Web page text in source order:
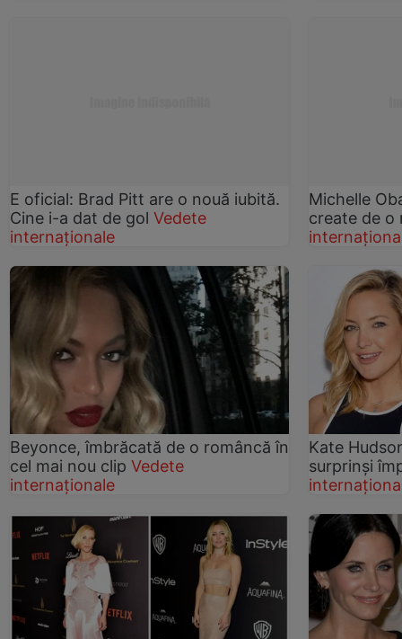
E oficial: Brad Pitt are o nouă iubită.
Cine i-a dat de gol Vedete
internaționale
Michelle
create de
Beyonce, îmbrăcată de o româncă în
cel mai nou clip Vedete
internaționale
Kate
surprinși